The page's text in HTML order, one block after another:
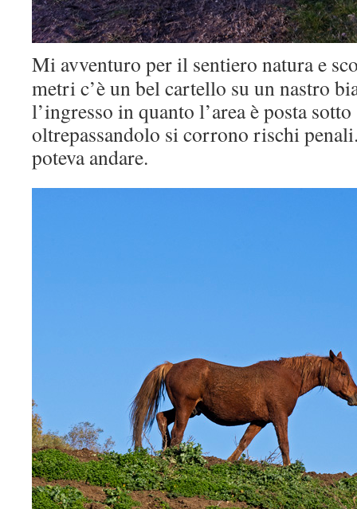
Mi avventuro per il sentiero natura e
metri c’è un bel cartello su un nastro
l’ingresso in quanto l’area è posta
oltrepassandolo si corrono rischi
poteva andare.